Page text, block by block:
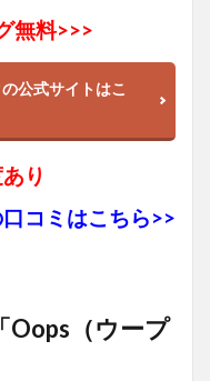
無料>>>
公式サイトはこ
り
コミはこちら>>
（ウープ